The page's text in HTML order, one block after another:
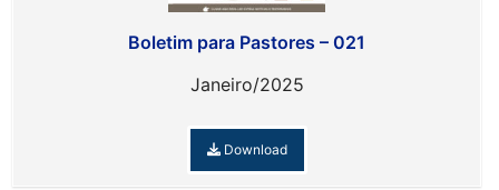
Boletim para Pastores – 021
Janeiro/2025
Download